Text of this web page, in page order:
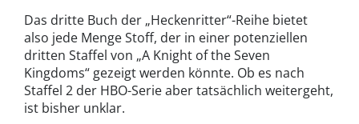
Das dritte Buch der „Heckenritter“-Reihe bietet
also jede Menge Stoff, der in einer potenziellen
dritten Staffel von „A Knight of the Seven
Kingdoms“ gezeigt werden könnte. Ob es nach
Staffel 2 der HBO-Serie aber tatsächlich weitergeht,
ist bisher unklar.